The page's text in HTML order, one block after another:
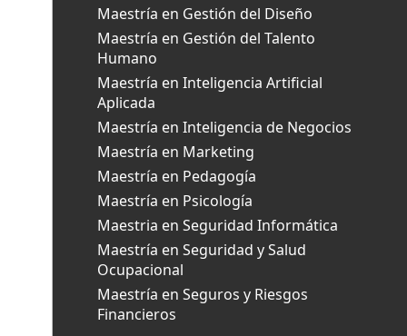
Maestría en Gestión del Diseño
Maestría en Gestión del Talento
Humano
Maestría en Inteligencia Artificial
Aplicada
Maestría en Inteligencia de Negocios
Maestría en Marketing
Maestría en Pedagogía
Maestría en Psicología
Maestria en Seguridad Informática
Maestría en Seguridad y Salud
Ocupacional
Maestría en Seguros y Riesgos
Financieros